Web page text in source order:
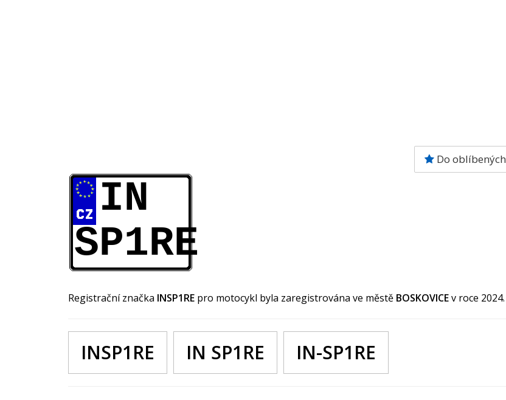
Do oblíbených
IN
SP1RE
Registrační značka INSP1RE pro motocykl byla zaregistrována ve městě BOSKOVICEv roce 2024.
INSP1RE IN SP1RE IN-SP1RE